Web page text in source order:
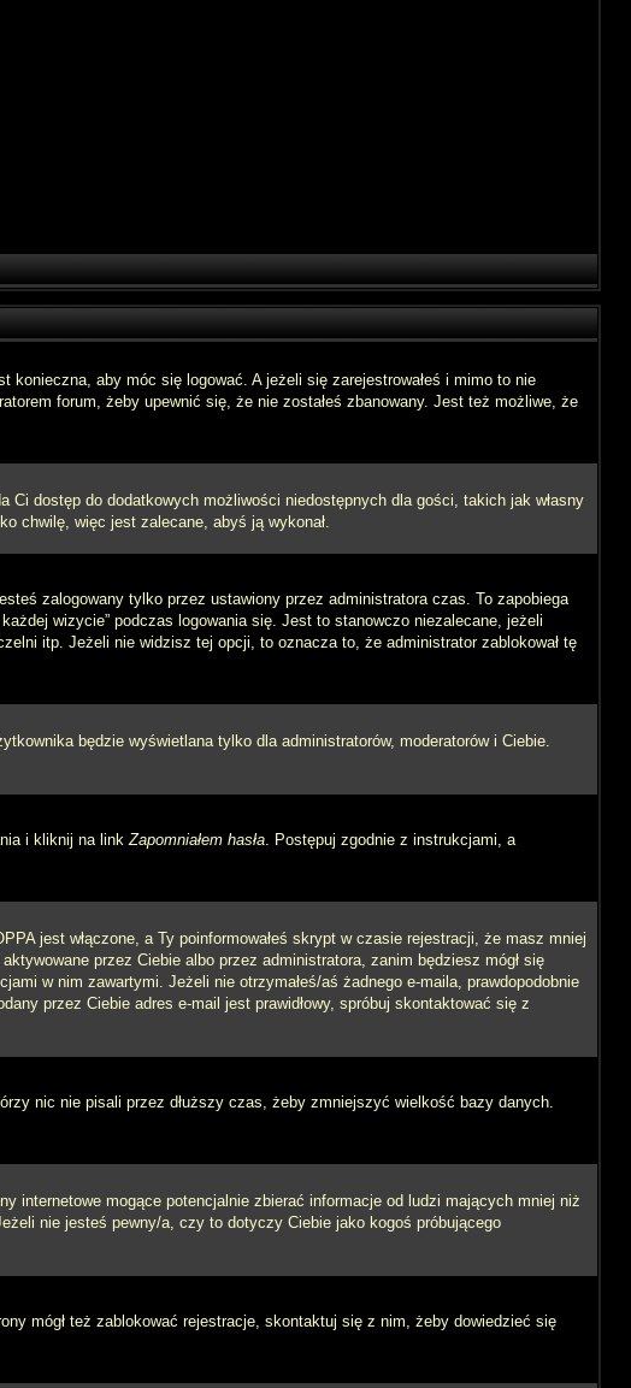
aby móc się logować. A jeżeli się zarejestrowałeś i mimo to nie
forum, żeby upewnić się, że nie zostałeś zbanowany. Jest też możliwe, że
dostęp do dodatkowych możliwości niedostępnych dla gości, takich jak własny
chwilę, więc jest zalecane, abyś ją wykonał.
zalogowany tylko przez ustawiony przez administratora czas. To zapobiega
wizycie” podczas logowania się. Jest to stanowczo niezalecane, jeżeli
itp. Jeżeli nie widzisz tej opcji, to oznacza to, że administrator zablokował tę
będzie wyświetlana tylko dla administratorów, moderatorów i Ciebie.
i kliknij na linkZapomniałem hasła. Postępuj zgodnie z instrukcjami, a
jest włączone, a Ty poinformowałeś skrypt w czasie rejestracji, że masz mniej
przez Ciebie albo przez administratora, zanim będziesz mógł się
w nim zawartymi. Jeżeli nie otrzymałeś/aś żadnego e-maila, prawdopodobnie
przez Ciebie adres e-mail jest prawidłowy, spróbuj skontaktować się z
nic nie pisali przez dłuższy czas, żeby zmniejszyć wielkość bazy danych.
internetowe mogące potencjalnie zbierać informacje od ludzi mających mniej niż
nie jesteś pewny/a, czy to dotyczy Ciebie jako kogoś próbującego
mógł też zablokować rejestracje, skontaktuj się z nim, żeby dowiedzieć się